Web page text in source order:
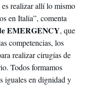
realizar allí lo mismo
en Italia”, comenta
EMERGENCY, que
competencias, los
realizar cirugías de
Todos formamos
iguales en dignidad y